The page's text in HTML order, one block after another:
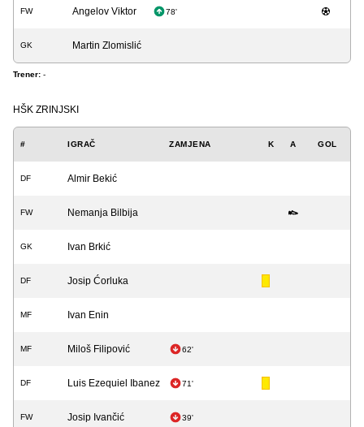
FW Angelov Viktor 78'
GK Martin Zlomislić
Trener: -
HŠK ZRINJSKI
# IGRAČ ZAMJENA K A GOL
DF Almir Bekić
FW Nemanja Bilbija
GK Ivan Brkić
DF Josip Ćorluka
MF Ivan Enin
MF Miloš Filipović 62'
DF Luis Ezequiel Ibanez 71'
FW Josip Ivančić 39'